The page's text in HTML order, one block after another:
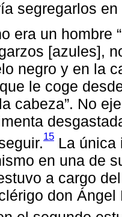
segregarlos
era un hombre
[azules],
negro y en la
le coge
cabeza”. No
15 La única
en una de
a cargo
don